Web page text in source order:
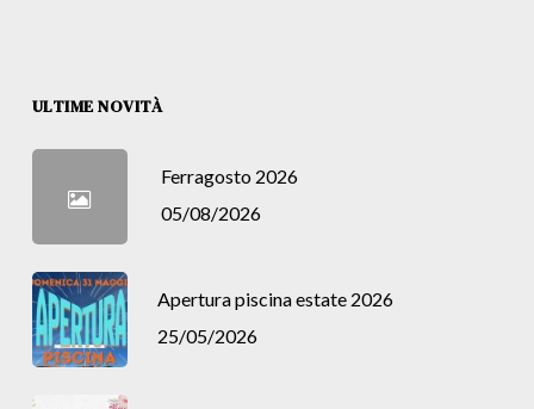
ULTIME NOVITÀ
Ferragosto 2026
05/08/2026
Apertura piscina estate 2026
25/05/2026